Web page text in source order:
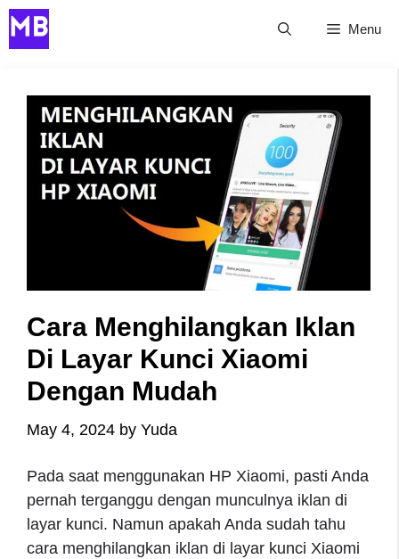
Skip
to
Menu
Cara Menghilangkan Iklan
Di Layar Kunci Xiaomi
Dengan Mudah
May 4, 2024 by Yuda
Pada saat menggunakan HP Xiaomi, pasti Anda
pernah terganggu dengan munculnya iklan di
layar kunci. Namun apakah Anda sudah tahu
cara menghilangkan iklan di layar kunci Xiaomi